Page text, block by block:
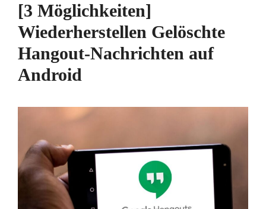
[3 Möglichkeiten]
Wiederherstellen Gelöschte
Hangout-Nachrichten auf
Android